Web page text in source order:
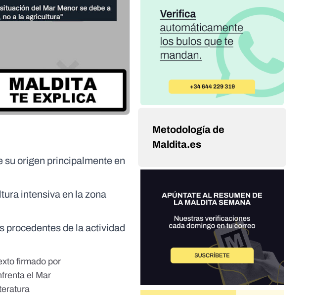
su origen principalmente en
intensiva en la zona
procedentes de la actividad
firmado por
el Mar
Metodología de
Maldita.es